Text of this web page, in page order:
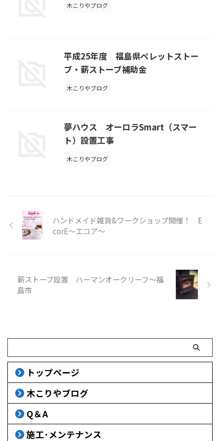
木こりやブログ
平成25年度 福島県ペレットストー
ブ・薪ストーブ補助金
木こりやブログ
夢ハウス オーロラSmart（スマー
ト）設置工事
木こりやブログ
ハンドメイド雑貨&ワークショップ開催！ E
corE～エコア～
薪ストーブ設置 ハーマンオークリーフ～福
島市
トップページ
木こりやブログ
Q＆A
施工･メンテナンス